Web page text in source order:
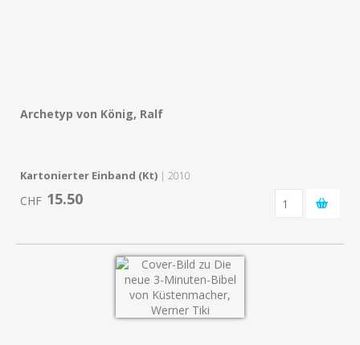
Archetyp von König, Ralf
Kartonierter Einband (Kt) | 2010
CHF 15.50